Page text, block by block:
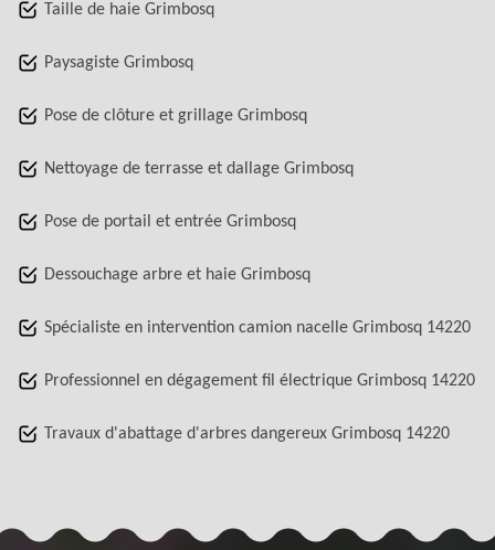
Taille de haie Grimbosq
Paysagiste Grimbosq
Pose de clôture et grillage Grimbosq
Nettoyage de terrasse et dallage Grimbosq
Pose de portail et entrée Grimbosq
Dessouchage arbre et haie Grimbosq
Spécialiste en intervention camion nacelle Grimbosq 14220
Professionnel en dégagement fil électrique Grimbosq 14220
Travaux d'abattage d'arbres dangereux Grimbosq 14220